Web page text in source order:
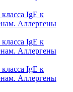
IgE к
Аллергены
IgE к
Аллергены
IgE к
Аллергены